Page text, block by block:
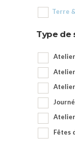
Terre
Type de
Fêtes